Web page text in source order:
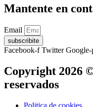
Mantente en
Email
subscribite
Facebook-f Twitter Google-
Copyright 2026
reservados
Politica de cookies